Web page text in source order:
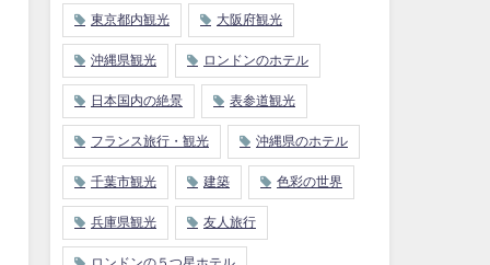
東京都内観光 大阪府観光
沖縄県観光 ロンドンのホテル
日本国内の絶景 表参道観光
フランス旅行・観光 沖縄県のホテル
千葉市観光 建築 色彩の世界
兵庫県観光 友人旅行